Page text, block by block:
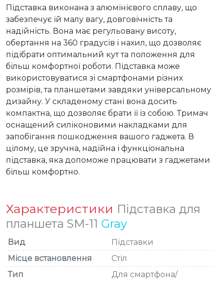
Підставка виконана з алюмінієвого сплаву, що
забезпечує їй малу вагу, довговічність та
надійність. Вона має регульовану висоту,
обертання на 360 градусів і нахил, що дозволяє
підібрати оптимальний кут та положення для
більш комфортної роботи. Підставка може
використовуватися зі смартфонами різних
розмірів, та планшетами завдяки універсальному
дизайну. У складеному стані вона досить
компактна, що дозволяє брати її із собою. Тримач
оснащений силіконовими накладками для
запобігання пошкодження вашого гаджета. В
цілому, це зручна, надійна і функціональна
підставка, яка допоможе працювати з гаджетами
більш комфортно.
Характеристики Підставка для
планшета SM-11 Gray
Вид
Підставки
Місце встановлення
Стіл
Тип
Для смартфона/